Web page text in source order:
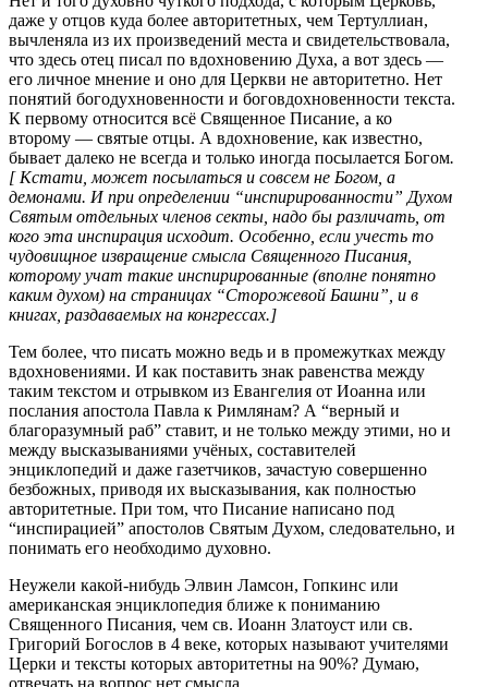
даже у отцов куда более авторитетных, чем Тертуллиан,
вычленяла из их произведений места и свидетельствовала,
что здесь отец писал по вдохновению Духа, а вот здесь —
его личное мнение и оно для Церкви не авторитетно. Нет
понятий богодухновенности и боговдохновенности текста.
К первому относится всё Священное Писание, а ко
второму — святые отцы. А вдохновение, как известно,
бывает далеко не всегда и только иногда посылается Богом.
[ Кстати, может посылаться и совсем не Богом, а
демонами. И при определении “инспирированности” Духом
Святым отдельных членов секты, надо бы различать, от
кого эта инспирация исходит. Особенно, если учесть то
чудовищное извращение смысла Священного Писания,
которому учат такие инспирированные (вполне понятно
каким духом) на страницах “Сторожевой Башни”, и в
книгах, раздаваемых на конгрессах.]
Тем более, что писать можно ведь и в промежутках между
вдохновениями. И как поставить знак равенства между
таким текстом и отрывком из Евангелия от Иоанна или
послания апостола Павла к Римлянам? А “верный и
благоразумный раб” ставит, и не только между этими, но и
между высказываниями учёных, составителей
энциклопедий и даже газетчиков, зачастую совершенно
безбожных, приводя их высказывания, как полностью
авторитетные. При том, что Писание написано под
“инспирацией” апостолов Святым Духом, следовательно, и
понимать его необходимо духовно.
Неужели какой-нибудь Элвин Ламсон, Гопкинс или
американская энциклопедия ближе к пониманию
Священного Писания, чем св. Иоанн Златоуст или св.
Григорий Богослов в 4 веке, которых называют учителями
Церки и тексты которых авторитетны на 90%? Думаю,
отвечать на вопрос нет смысла.